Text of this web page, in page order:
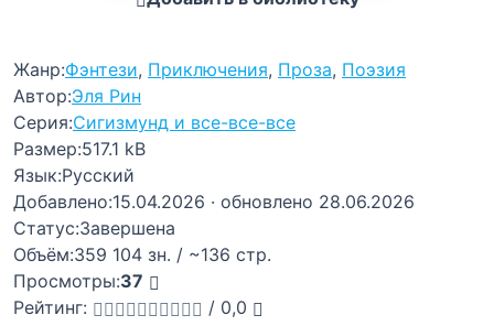
Жанр:Фэнтези, Приключения, Проза, Поэзия
Автор:Эля Рин
Серия:Сигизмунд и все-все-все
Размер:517.1 kB
Язык:Русский
Добавлено:15.04.2026 · обновлено 28.06.2026
Статус:Завершена
Объём:359 104 зн. / ~136 стр.
Просмотры:37
Рейтинг:
/ 0,0